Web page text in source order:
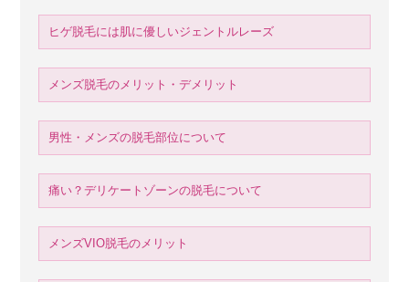
ヒゲ脱毛には肌に優しいジェントルレーズ
メンズ脱毛のメリット・デメリット
男性・メンズの脱毛部位について
痛い？デリケートゾーンの脱毛について
メンズVIO脱毛のメリット